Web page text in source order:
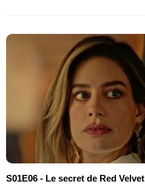
S01E06 - Le secret de Red Velvet